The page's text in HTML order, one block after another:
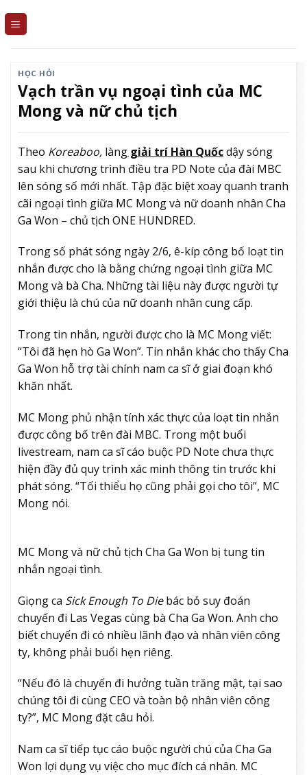
HỌC HỎI
Vạch trần vụ ngoại tình của MC
Mong và nữ chủ tịch
Theo Koreaboo, làng giải trí Hàn Quốcdậy sóng
sau khi chương trình điều tra PD Note của đài MBC
lên sóng số mới nhất. Tập đặc biệt xoay quanh tranh
cãi ngoại tình giữa MC Mong và nữ doanh nhân Cha
Ga Won – chủ tịch ONE HUNDRED.
Trong số phát sóng ngày 2/6, ê-kíp công bố loạt tin
nhắn được cho là bằng chứng ngoại tình giữa MC
Mong và bà Cha. Những tài liệu này được người tự
giới thiệu là chú của nữ doanh nhân cung cấp.
Trong tin nhắn, người được cho là MC Mong viết:
“Tôi đã hẹn hò Ga Won”. Tin nhắn khác cho thấy Cha
Ga Won hỗ trợ tài chính nam ca sĩ ở giai đoạn khó
khăn nhất.
MC Mong phủ nhận tính xác thực của loạt tin nhắn
được công bố trên đài MBC. Trong một buổi
livestream, nam ca sĩ cáo buộc PD Note chưa thực
hiện đầy đủ quy trình xác minh thông tin trước khi
phát sóng. “Tối thiểu họ cũng phải gọi cho tôi”, MC
Mong nói.
MC Mong và nữ chủ tịch Cha Ga Won bị tung tin
nhắn ngoại tình.
Giọng ca Sick Enough To Diebác bỏ suy đoán
chuyến đi Las Vegas cùng bà Cha Ga Won. Anh cho
biết chuyến đi có nhiều lãnh đạo và nhân viên công
ty, không phải buổi hẹn riêng.
“Nếu đó là chuyến đi hưởng tuần trăng mật, tại sao
chúng tôi đi cùng CEO và toàn bộ nhân viên công
ty?”, MC Mong đặt câu hỏi.
Nam ca sĩ tiếp tục cáo buộc người chú của Cha Ga
Won lợi dụng vụ việc cho mục đích cá nhân. MC